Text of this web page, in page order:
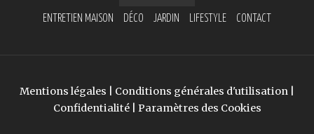
ENTRETIEN MAISON DÉCO JARDIN LIFESTYLE CONTACT
Mentions légales Conditions générales d'utilisation
Confidentialité| Paramètres des Cookies